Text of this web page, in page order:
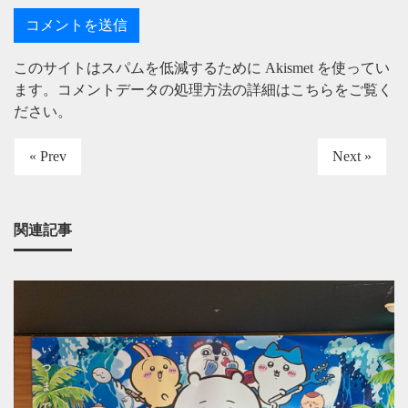
このサイトはスパムを低減するために Akismet を使ってい
ます。
コメントデータの処理方法の詳細はこちらをご覧く
ださい。
« Prev Next »
関連記事